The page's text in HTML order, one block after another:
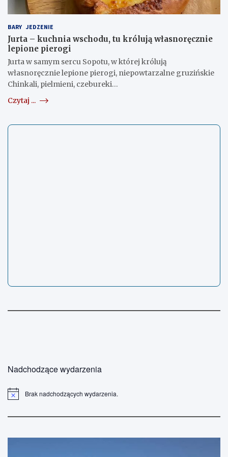
BARY JEDZENIE
Jurta – kuchnia wschodu, tu królują własnoręcznie
lepione pierogi
Jurta w samym sercu Sopotu, w której królują
własnoręcznie lepione pierogi, niepowtarzalne gruzińskie
Chinkali, pielmieni, czebureki…
Czytaj ...
Nadchodzące wydarzenia
d
Brak nadchodzących wydarzenia.